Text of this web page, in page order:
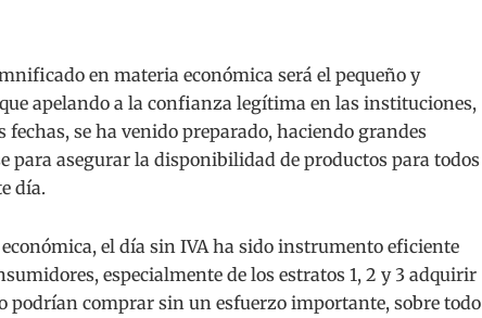
en materia económica será el pequeño y
apelando a la confianza legítima en las instituciones,
se ha venido preparado, haciendo grandes
para asegurar la disponibilidad de productos para todos
día.
el día sin IVA ha sido instrumento eficiente
especialmente de los estratos 1, 2 y 3 adquirir
podrían comprar sin un esfuerzo importante, sobre todo